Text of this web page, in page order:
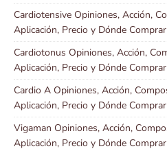
Cardiotensive Opiniones, Acción,
Aplicación, Precio y Dónde Comprar
Cardiotonus Opiniones, Acción,
Aplicación, Precio y Dónde Comprar
Cardio A Opiniones, Acción,
Aplicación, Precio y Dónde Comprar
Vigaman Opiniones, Acción,
Aplicación, Precio y Dónde Comprar